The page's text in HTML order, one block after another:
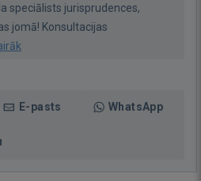
speciālists jurisprudences,
jomā! Konsultacijas
E-pasts WhatsApp